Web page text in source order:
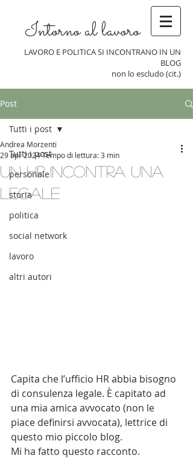
Intorno al lavoro
LAVORO E POLITICA SI INCONTRANO IN UN
BLOG
non lo escludo (cit.)
Post
Tutti i post
personale
storia
politica
social network
lavoro
altri autori
Tutti i post
Un HR incontra una
Legale
Andrea Morzenti
29 apr 2024Tempo di lettura: 3 min
Capita che l’ufficio HR abbia bisogno
di consulenza legale. È capitato ad
una mia amica avvocato (non le
piace definirsi avvocata), lettrice di
questo mio piccolo blog.
Mi ha fatto questo racconto.